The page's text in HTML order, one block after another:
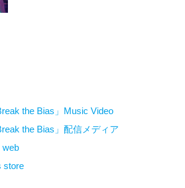
the Bias」Music Video
the Bias」配信メディア
web
store